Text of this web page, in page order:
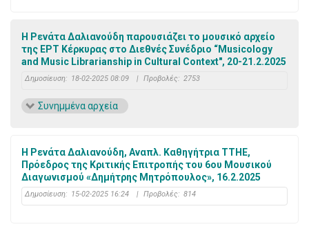
Η Ρενάτα Δαλιανούδη παρουσιάζει το μουσικό αρχείο
της ΕΡΤ Κέρκυρας στο Διεθνές Συνέδριο “Musicology
and Music Librarianship in Cultural Context", 20-21.2.2025
Δημοσίευση: 18-02-2025 08:09 | Προβολές: 2753
Συνημμένα αρχεία
Η Ρενάτα Δαλιανούδη, Αναπλ. Καθηγήτρια ΤΤΗΕ,
Πρόεδρος της Κριτικής Επιτροπής του 6ου Μουσικού
Διαγωνισμού «Δημήτρης Μητρόπουλος», 16.2.2025
Δημοσίευση: 15-02-2025 16:24 | Προβολές: 814